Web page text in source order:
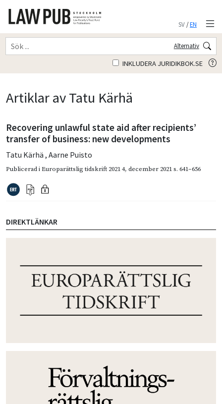
SV/EN
Alternativ
INKLUDERA JURIDIKBOK.SE
Artiklar av Tatu Kärhä
Recovering unlawful state aid after recipients’
transfer of business: new developments
Tatu Kärhä , Aarne Puisto
Publicerad iEuroparättslig tidskrift 2021 4, december 2021s. 641–656
DIREKTLÄNKAR